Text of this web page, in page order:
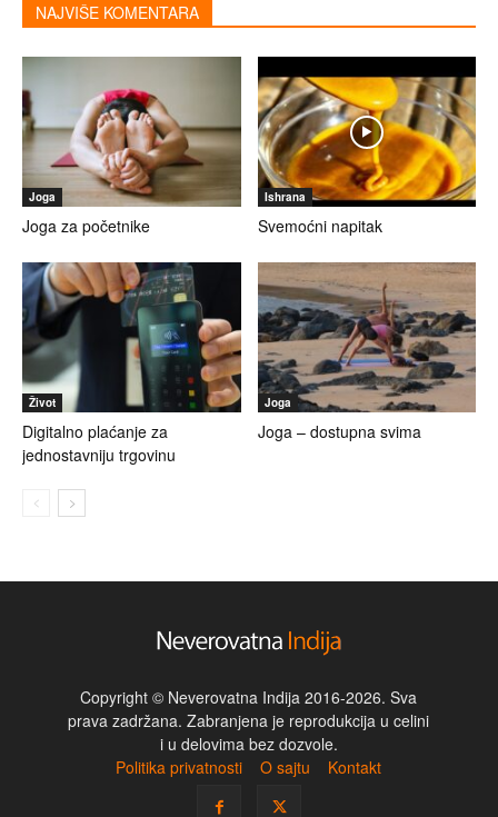
NAJVIŠE KOMENTARA
Joga
Joga za početnike
Ishrana
Svemoćni napitak
Život
Digitalno plaćanje za
jednostavniju trgovinu
Joga
Joga – dostupna svima
Copyright © Neverovatna Indija 2016-2026. Sva
prava zadržana. Zabranjena je reprodukcija u celini
i u delovima bez dozvole.
Politika privatnosti
O sajtu Kontakt